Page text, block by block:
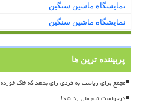
نمایشگاه ماشین سنگین
نمایشگاه ماشین سنگین
پربیننده ترین ها
مجمع برای ریاست به فردی رای بدهد که خاک
درخواست تیم ملی رد شد!